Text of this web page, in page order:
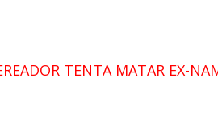
TENTA MATAR EX-